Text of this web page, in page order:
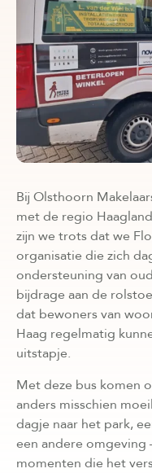
Bij Olsthoorn
met de regio
zijn we trots dat we
organisatie die zich
ondersteuning van
bijdrage aan de
dat bewoners van
Haag regelmatig
uitstapje.
Met deze bus komen
anders misschien
dagje naar het park,
een andere omgeving
momenten die het